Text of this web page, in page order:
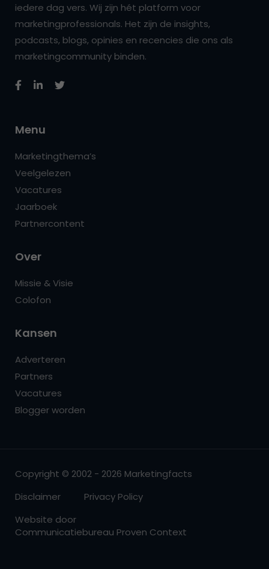
iedere dag vers. Wij zijn hét platform voor
marketingprofessionals. Het zijn de insights,
podcasts, blogs, opinies en recencies die ons als
marketingcommunity binden.
Menu
Marketingthema’s
Veelgelezen
Vacatures
Jaarboek
Partnercontent
Over
Missie & Visie
Colofon
Kansen
Adverteren
Partners
Vacatures
Blogger worden
Copyright © 2002 - 2026 Marketingfacts
Disclaimer
Privacy Policy
Website door
Communicatiebureau Proven Context